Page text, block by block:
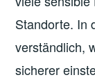
Standorte. In
verständlich,
sicherer